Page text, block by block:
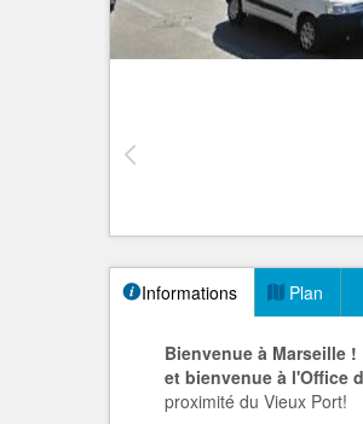
Informations Plan
Bienvenue à Marseille !
et bienvenue à l'Office
proximité du Vieux Port!